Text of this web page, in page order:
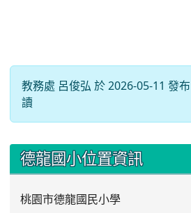
教務處 呂俊弘 於 2026-05-11 發
讀
::: 德龍國小位置資訊
桃園市德龍國民小學